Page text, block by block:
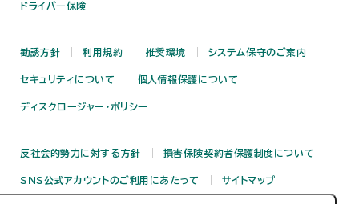
ドライバー保険
勧誘方針 利用規約 推奨環境 システム保守のご案内
セキュリティについて 個人情報保護について
ディスクロージャー・ポリシー
反社会的勢力に対する方針 損害保険契約者保護制度について
SNS公式アカウントのご利用にあたって サイトマップ